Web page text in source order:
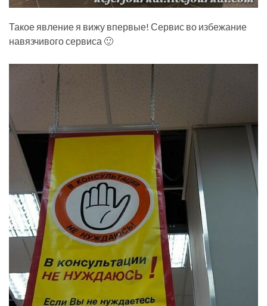
Такое явление я вижу впервые! Сервис во избежание
навязчивого сервиса 🙂